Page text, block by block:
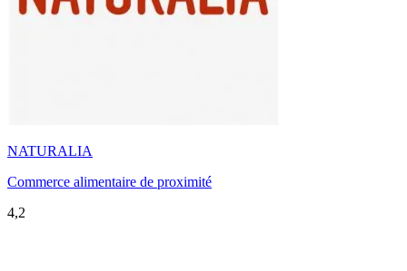
NATURALIA
Commerce alimentaire de proximité
4,2